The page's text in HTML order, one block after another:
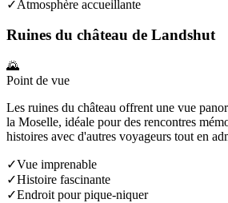
✓Atmosphère accueillante
Ruines du château de Landshut
🌄
Point de vue
Les ruines du château offrent une vue
la Moselle, idéale pour des rencontres
histoires avec d'autres voyageurs tout en
✓Vue imprenable
✓Histoire fascinante
✓Endroit pour pique-niquer